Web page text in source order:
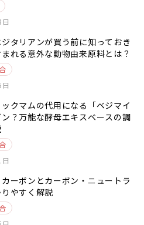
タリアンが買う前に知っておき
れる意外な動物由来原料とは？
クマムの代用になる「ベジマイ
？万能な酵母エキスベースの調
ーボンとカーボン・ニュートラ
やすく解説